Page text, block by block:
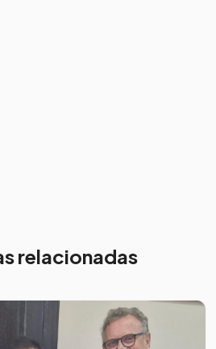
relacionadas